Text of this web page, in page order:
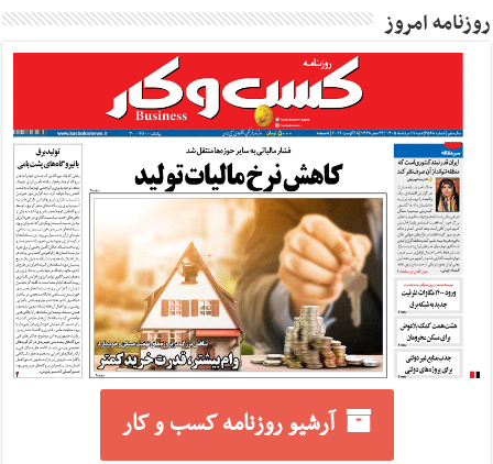
روزنامه امروز
آرشیو روزنامه کسب و کار